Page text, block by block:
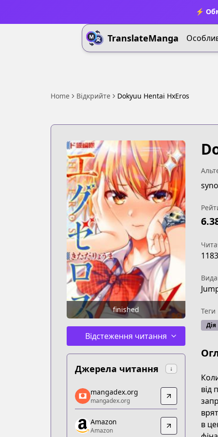
⚡
TranslateManga
Home Відкрийте Dokyuu Hentai HxEros
finished
Відстеження читання
Джерела читання ↓
mangadex.org
mangadex.org
https://mangadex.org/title/50bac62c-
Amazon
mangadex.org
mangadex.org
Amazon
Amazon
Теги
Дія
від
в